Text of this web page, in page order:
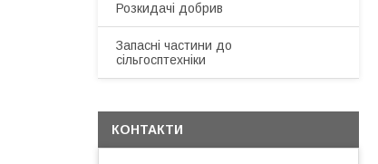
Розкидачі добрив
Запасні частини до
сільгосптехніки
КОНТАКТИ